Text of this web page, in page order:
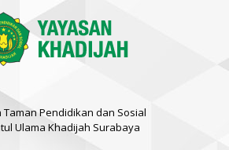
Taman Pendidikan dan Sosial
Ulama Khadijah Surabaya